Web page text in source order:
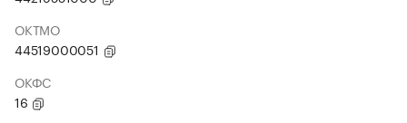
ОКТМО
44519000051
ОКФС
16